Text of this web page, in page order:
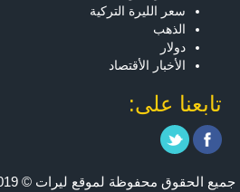
سعر الليرة التركية
الذهب
دولار
الأخبار الأقتصاد
تابعنا على:
جميع الحقوق محفوظة لموقع ليرات © 2019-2024